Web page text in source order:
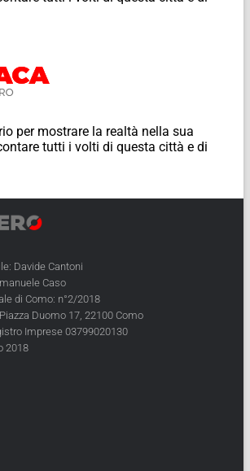
per mostrare la realtà nella sua
tutti i volti di questa città e di
Davide Cantoni
Caso
di Como: n°2/2018
Duomo 17, 22100 Como
Imprese 03799020130
2018